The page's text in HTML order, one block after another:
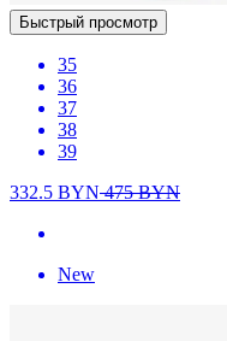
Быстрый просмотр
35
36
37
38
39
332.5 BYN475BYN
New